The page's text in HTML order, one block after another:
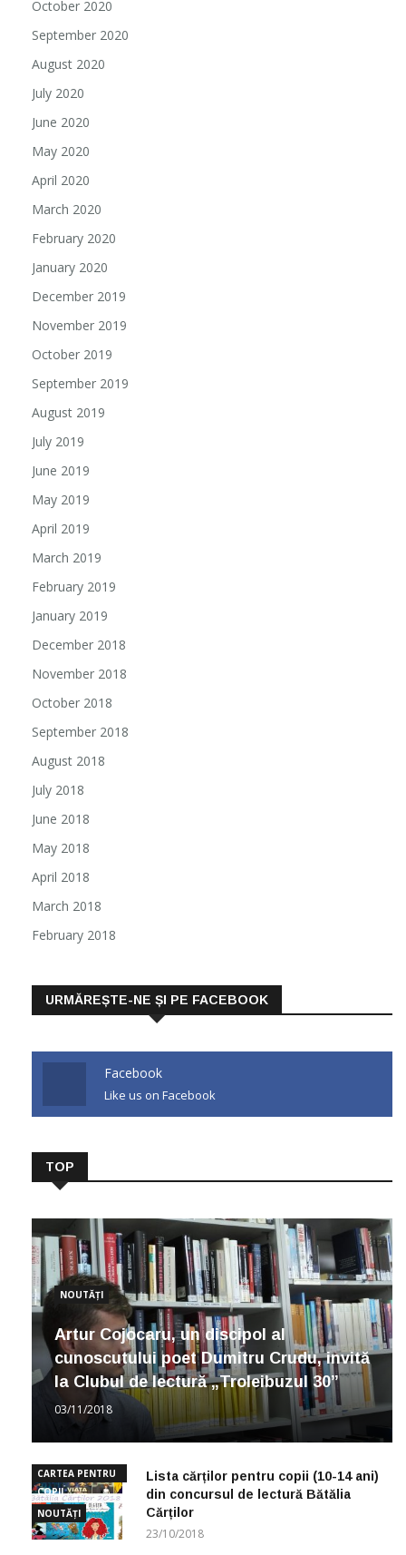
October 2020
September 2020
August 2020
July 2020
June 2020
May 2020
April 2020
March 2020
February 2020
January 2020
December 2019
November 2019
October 2019
September 2019
August 2019
July 2019
June 2019
May 2019
April 2019
March 2019
February 2019
January 2019
December 2018
November 2018
October 2018
September 2018
August 2018
July 2018
June 2018
May 2018
April 2018
March 2018
February 2018
URMĂREȘTE-NE ȘI PE FACEBOOK
Facebook
Like us on Facebook
TOP
NOUTĂȚI
Artur Cojocaru, un discipol al
cunoscutului poet Dumitru Crudu, invită
la Clubul de lectură „Troleibuzul 30”
03/11/2018
CARTEA PENTRU
COPII
NOUTĂȚI
Lista cărților pentru copii (10-14 ani)
din concursul de lectură Bătălia
Cărților
23/10/2018